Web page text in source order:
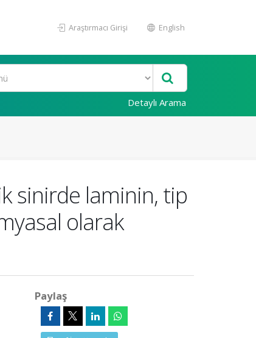
Araştırmacı Girişi English
Detaylı Arama
sinirde laminin, tip
olarak
Paylaş